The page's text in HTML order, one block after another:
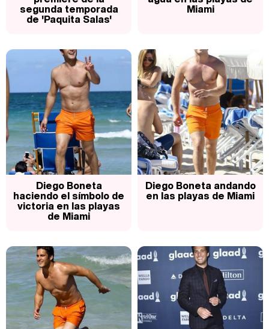
segunda temporada
de 'Paquita Salas'
Miami
Diego Boneta
haciendo el símbolo de
victoria en las playas
de Miami
Diego Boneta andando
en las playas de Miami